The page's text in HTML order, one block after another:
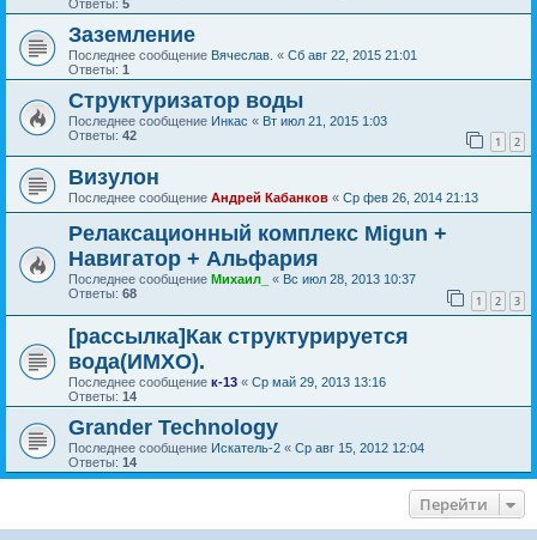
Ответы: 5
Заземление
Последнее сообщение Вячеслав. « Сб авг 22, 2015 21:01
Ответы: 1
Структуризатор воды
Последнее сообщение Инкас « Вт июл 21, 2015 1:03
Ответы: 42 1 2
Визулон
Последнее сообщение Андрей Кабанков « Ср фев 26, 2014 21:13
Релаксационный комплекс Migun +
Навигатор + Альфария
Последнее сообщение Михаил_ « Вс июл 28, 2013 10:37
Ответы: 68 1 2 3
[рассылка]Как структурируется
вода(ИМХО).
Последнее сообщение к-13 « Ср май 29, 2013 13:16
Ответы: 14
Grander Technology
Последнее сообщение Искатель-2 « Ср авг 15, 2012 12:04
Ответы: 14
Перейти